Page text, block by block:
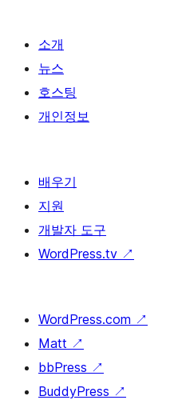
소개
뉴스
호스팅
개인정보
배우기
지원
개발자 도구
WordPress.tv ↗
WordPress.com ↗
Matt ↗
bbPress ↗
BuddyPress ↗